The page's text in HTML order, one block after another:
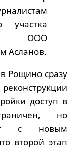
участка
ООО
Асланов.
Рощино сразу
доступ в
но
с новым
второй этап